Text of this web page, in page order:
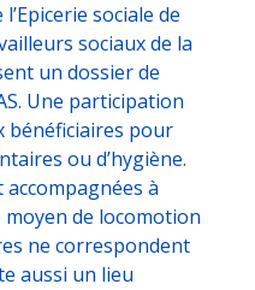
sociale de
sociaux de la
un dossier de
Une participation
bénéficiaires pour
ou d’hygiène.
à
moyen de locomotion
ne correspondent
aussi un lieu